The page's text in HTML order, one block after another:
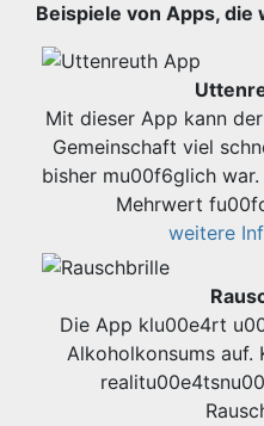
Beispiele von Apps,
Mit dieser App kann
Gemeinschaft viel
bisher mu00f6glich
Mehrwert
weitere
Die App klu00e4rt
Alkoholkonsums auf.